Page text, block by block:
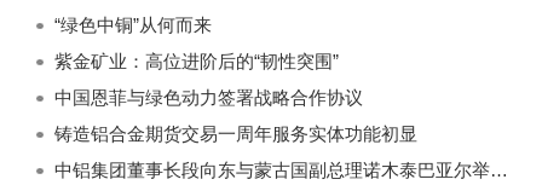
“绿色中铜”从何而来
紫金矿业：高位进阶后的“韧性突围”
中国恩菲与绿色动力签署战略合作协议
铸造铝合金期货交易一周年服务实体功能初显
中铝集团董事长段向东与蒙古国副总理诺木泰巴亚尔举行会谈